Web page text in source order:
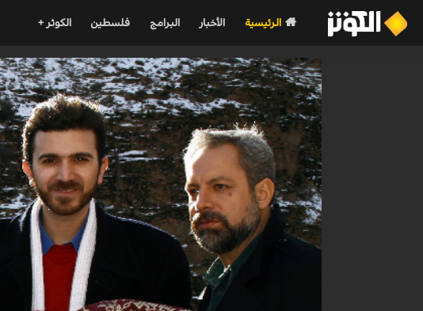
الرئيسية الأخبار البرامج فلسطين الكوثر +